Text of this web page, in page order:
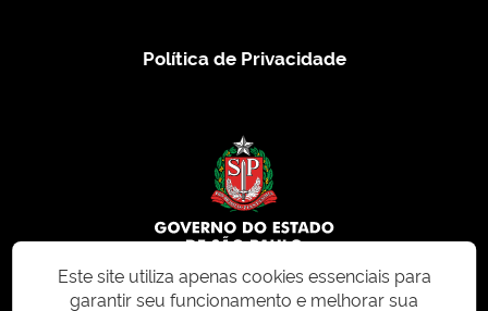
Política de Privacidade
Este site utiliza apenas cookies essenciais para
garantir seu funcionamento e melhorar sua